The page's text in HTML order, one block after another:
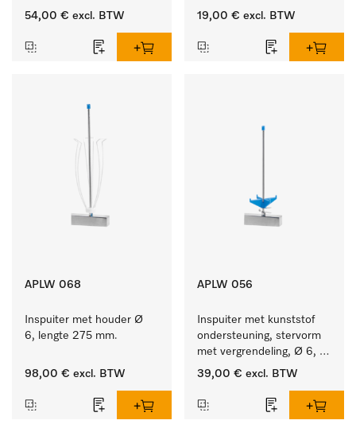
ster, Ø 6, lengte 175 mm.
54,00 € excl. BTW 19,00 € excl. BTW
APLW 068
Inspuiter met houder Ø
6, lengte 275 mm.
98,00 € excl. BTW
APLW 056
Inspuiter met kunststof
ondersteuning, stervorm
met vergrendeling, Ø 6,
lengte 225 mm.
39,00 € excl. BTW